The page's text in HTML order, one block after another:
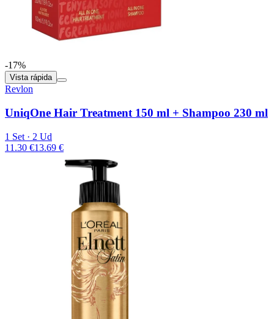
-17%
Vista rápida
Revlon
UniqOne Hair Treatment 150 ml + Shampoo 230 ml
1 Set · 2 Ud
11.30 €13.69 €